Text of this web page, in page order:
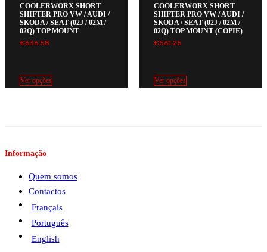
COOLERWORX SHORT
SHIFTER PRO VW / AUDI /
SKODA / SEAT (02J / 02M /
02Q) TOP MOUNT
€636.58
Ver opções
COOLERWORX SHORT
SHIFTER PRO VW / AUDI /
SKODA / SEAT (02J / 02M /
02Q) TOP MOUNT (COPIE)
€561.25
Ver opções
Informação
Quem somos
Contactos
Français
Português
English